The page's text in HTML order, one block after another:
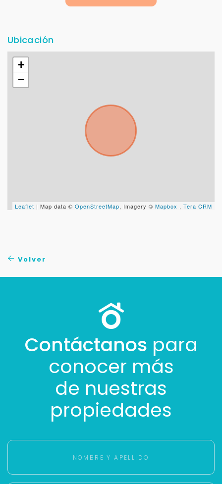
Ubicación
+
−
Leaflet | Map data © OpenStreetMap, Imagery © Mapbox , Tera CRM
Volver
Contáctanos para
conocer más
de nuestras
propiedades